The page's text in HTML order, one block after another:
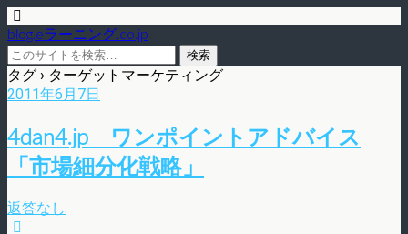
blog.eラーニング.co.jp
タグ › ターゲットマーケティング
2011年6月7日
4dan4.jp ワンポイントアドバイス
「市場細分化戦略」
返答なし